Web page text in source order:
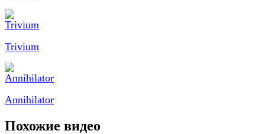
Trivium
Annihilator
Похожие видео